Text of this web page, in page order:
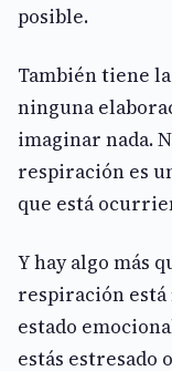
posible.
También tiene
ninguna
imaginar nada.
respiración es
que está
Y hay algo más
respiración
estado
estás estresado